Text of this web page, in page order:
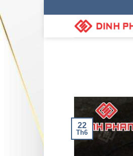
22
Th6